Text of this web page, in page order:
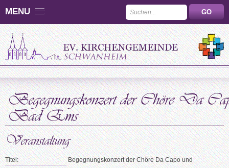
MENU
Titel: Begegnungskonzert der Chöre Da Capo und